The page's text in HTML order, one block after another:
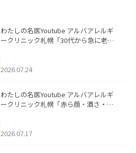
わたしの名医Youtube アルバアレルギ
ークリニック札幌「30代から急に老け
た。
2026.07.24
わたしの名医Youtube アルバアレルギ
ークリニック札幌「赤ら顔・酒さ・ニ
した。
2026.07.17